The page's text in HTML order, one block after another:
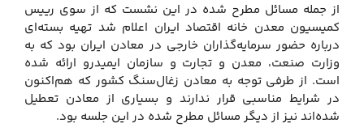
از جمله مسائل مطرح شده در این نشست که از سوی رییس
کمیسیون معدن خانه اقتصاد ایران اعلام شد تهیه بسته‌ای
درباره حضور سرمایه‌گذاران خارجی در معادن ایران بود که به
وزارت صنعت، معدن و تجارت و سازمان ایمیدرو ارائه شده
است. از طرفی توجه به معادن زغال‌سنگ کشور که هم‌اکنون
در شرایط مناسبی قرار ندارند و بسیاری از معادن تعطیل
شده‌اند نیز از دیگر مسائل مطرح شده در این جلسه بود.